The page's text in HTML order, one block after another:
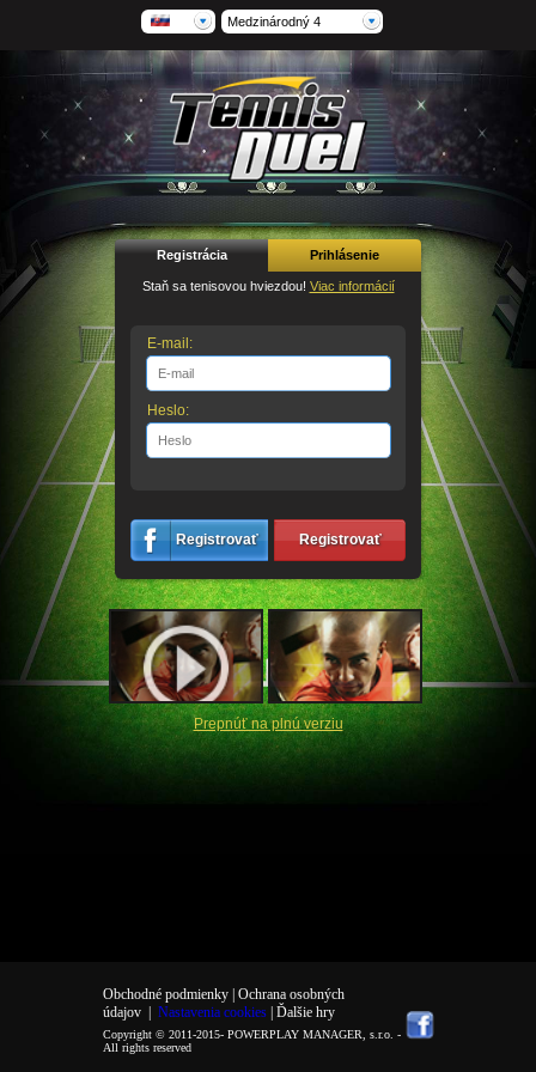
Medzinárodný 4
Registrácia Prihlásenie
Staň sa tenisovou hviezdou! Viac informácií
E-mail:
Heslo:
Registrovať Registrovať
Prepnúť na plnú verziu
Obchodné podmienky | Ochrana osobných
údajov| Nastavenia cookies | Ďalšie hry
Copyright © 2011-2015- POWERPLAY MANAGER, s.r.o. -
All rights reserved